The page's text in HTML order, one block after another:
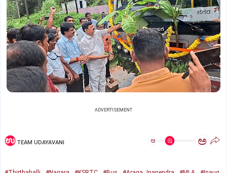
ADVERTISEMENT
TEAM UDAYAVANI ಅ ಅ